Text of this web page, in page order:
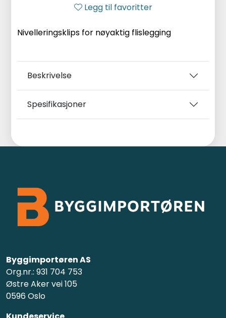
Legg til favoritter
Nivelleringsklips for nøyaktig flislegging
Beskrivelse
Spesifikasjoner
Byggimportøren AS
Org.nr.: 931 704 753
Østre Aker vei 105
0596 Oslo